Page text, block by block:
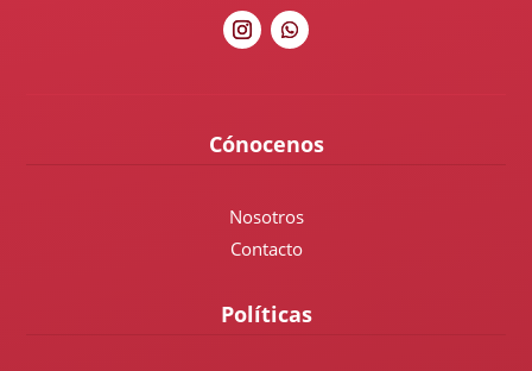
Cónocenos
Nosotros
Contacto
Políticas